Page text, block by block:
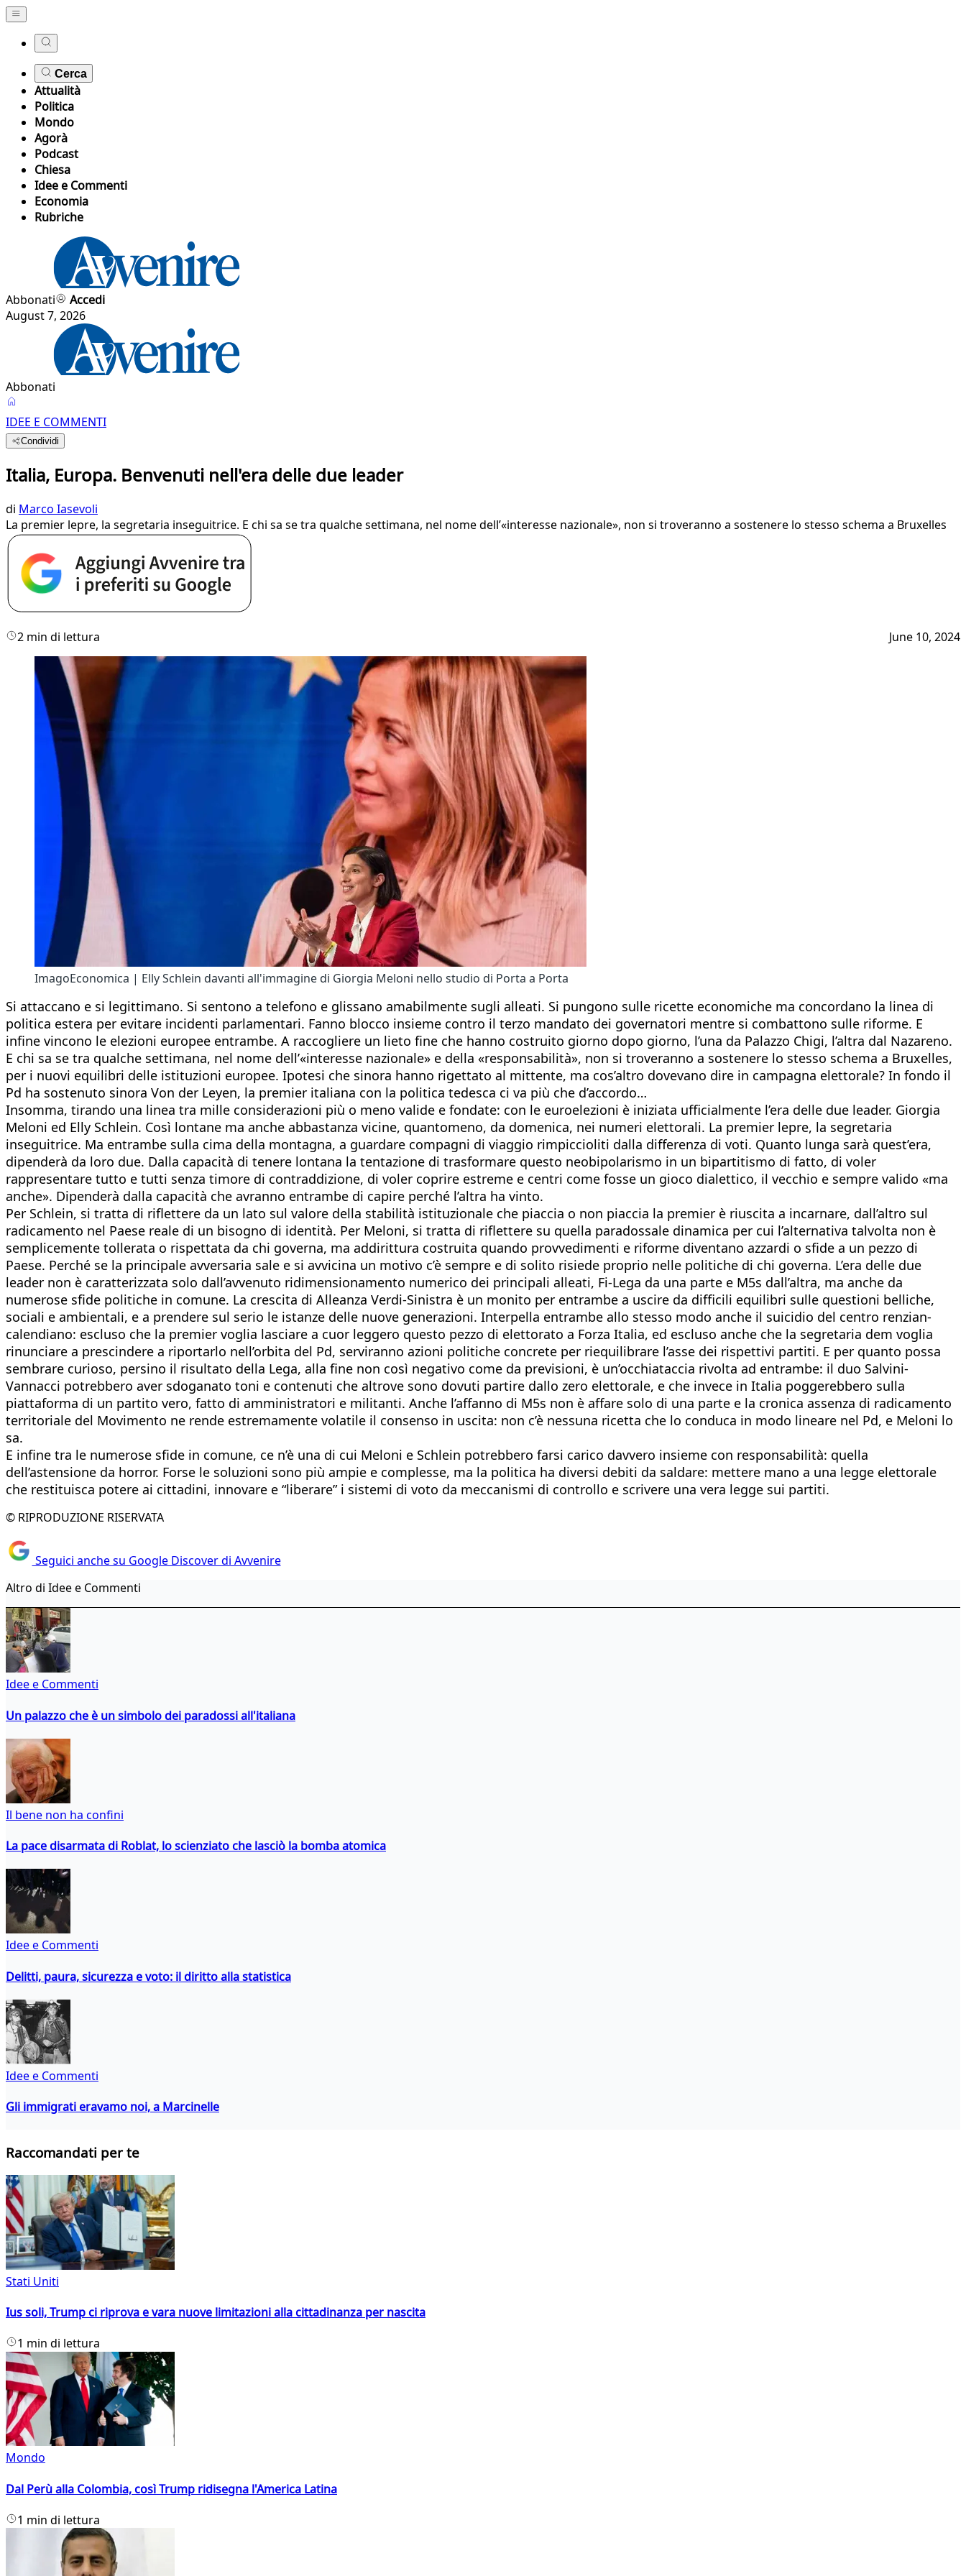
Cerca
Attualità
Politica
Mondo
Agorà
Podcast
Chiesa
Idee e Commenti
Economia
Rubriche
Abbonati
Accedi
August 7, 2026
Abbonati
IDEE E COMMENTI
Condividi
Italia, Europa. Benvenuti nell'era delle due leader
di Marco Iasevoli
La premier lepre, la segretaria inseguitrice. E chi sa se tra qualche settimana, nel nome dell’«interesse nazionale», non si troveranno a sostenere lo stesso schema a Bruxelles
2 min di lettura June 10, 2024
ImagoEconomica | Elly Schlein davanti all'immagine di Giorgia Meloni nello studio di Porta a Porta
Si attaccano e si legittimano. Si sentono a telefono e glissano amabilmente sugli alleati. Si pungono sulle ricette economiche ma concordano la linea di
politica estera per evitare incidenti parlamentari. Fanno blocco insieme contro il terzo mandato dei governatori mentre si combattono sulle riforme. E
infine vincono le elezioni europee entrambe. A raccogliere un lieto fine che hanno costruito giorno dopo giorno, l’una da Palazzo Chigi, l’altra dal Nazareno.
E chi sa se tra qualche settimana, nel nome dell’«interesse nazionale» e della «responsabilità», non si troveranno a sostenere lo stesso schema a Bruxelles,
per i nuovi equilibri delle istituzioni europee. Ipotesi che sinora hanno rigettato al mittente, ma cos’altro dovevano dire in campagna elettorale? In fondo il
Pd ha sostenuto sinora Von der Leyen, la premier italiana con la politica tedesca ci va più che d’accordo…
Insomma, tirando una linea tra mille considerazioni più o meno valide e fondate: con le euroelezioni è iniziata ufficialmente l’era delle due leader. Giorgia
Meloni ed Elly Schlein. Così lontane ma anche abbastanza vicine, quantomeno, da domenica, nei numeri elettorali. La premier lepre, la segretaria
inseguitrice. Ma entrambe sulla cima della montagna, a guardare compagni di viaggio rimpiccioliti dalla differenza di voti. Quanto lunga sarà quest’era,
dipenderà da loro due. Dalla capacità di tenere lontana la tentazione di trasformare questo neobipolarismo in un bipartitismo di fatto, di voler
rappresentare tutto e tutti senza timore di contraddizione, di voler coprire estreme e centri come fosse un gioco dialettico, il vecchio e sempre valido «ma
anche». Dipenderà dalla capacità che avranno entrambe di capire perché l’altra ha vinto.
Per Schlein, si tratta di riflettere da un lato sul valore della stabilità istituzionale che piaccia o non piaccia la premier è riuscita a incarnare, dall’altro sul
radicamento nel Paese reale di un bisogno di identità. Per Meloni, si tratta di riflettere su quella paradossale dinamica per cui l’alternativa talvolta non è
semplicemente tollerata o rispettata da chi governa, ma addirittura costruita quando provvedimenti e riforme diventano azzardi o sfide a un pezzo di
Paese. Perché se la principale avversaria sale e si avvicina un motivo c’è sempre e di solito risiede proprio nelle politiche di chi governa. L’era delle due
leader non è caratterizzata solo dall’avvenuto ridimensionamento numerico dei principali alleati, Fi-Lega da una parte e M5s dall’altra, ma anche da
numerose sfide politiche in comune. La crescita di Alleanza Verdi-Sinistra è un monito per entrambe a uscire da difficili equilibri sulle questioni belliche,
sociali e ambientali, e a prendere sul serio le istanze delle nuove generazioni. Interpella entrambe allo stesso modo anche il suicidio del centro renzian-
calendiano: escluso che la premier voglia lasciare a cuor leggero questo pezzo di elettorato a Forza Italia, ed escluso anche che la segretaria dem voglia
rinunciare a prescindere a riportarlo nell’orbita del Pd, serviranno azioni politiche concrete per riequilibrare l’asse dei rispettivi partiti. E per quanto possa
sembrare curioso, persino il risultato della Lega, alla fine non così negativo come da previsioni, è un’occhiataccia rivolta ad entrambe: il duo Salvini-
Vannacci potrebbero aver sdoganato toni e contenuti che altrove sono dovuti partire dallo zero elettorale, e che invece in Italia poggerebbero sulla
piattaforma di un partito vero, fatto di amministratori e militanti. Anche l’affanno di M5s non è affare solo di una parte e la cronica assenza di radicamento
territoriale del Movimento ne rende estremamente volatile il consenso in uscita: non c’è nessuna ricetta che lo conduca in modo lineare nel Pd, e Meloni lo
sa.
E infine tra le numerose sfide in comune, ce n’è una di cui Meloni e Schlein potrebbero farsi carico davvero insieme con responsabilità: quella
dell’astensione da horror. Forse le soluzioni sono più ampie e complesse, ma la politica ha diversi debiti da saldare: mettere mano a una legge elettorale
che restituisca potere ai cittadini, innovare e “liberare” i sistemi di voto da meccanismi di controllo e scrivere una vera legge sui partiti.
© RIPRODUZIONE RISERVATA
Seguici anche su Google Discover di Avvenire
Altro di Idee e Commenti
Idee e Commenti
Un palazzo che è un simbolo dei paradossi all'italiana
Il bene non ha confini
La pace disarmata di Roblat, lo scienziato che lasciò la bomba atomica
Idee e Commenti
Delitti, paura, sicurezza e voto: il diritto alla statistica
Idee e Commenti
Gli immigrati eravamo noi, a Marcinelle
Raccomandati per te
Stati Uniti
Ius soli, Trump ci riprova e vara nuove limitazioni alla cittadinanza per nascita
1 min di lettura
Mondo
Dal Perù alla Colombia, così Trump ridisegna l'America Latina
1 min di lettura